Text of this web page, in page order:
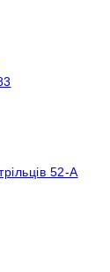
52-А